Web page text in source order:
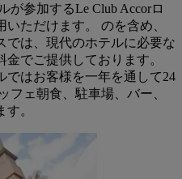
が参加するLe Club Accorロ
ただけます。 のを含め、
では、現代のホテルに必要な
でご提供しております。
ではお客様を一年を通して24
フェ朝食、駐車場、バー、
。